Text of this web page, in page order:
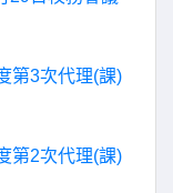
第3次代理(課)
第2次代理(課)